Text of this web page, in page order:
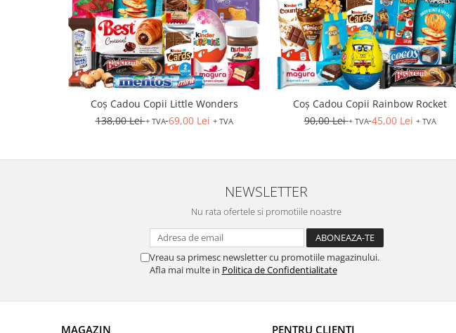
Coș Cadou Copii Little Wonders
138,00 Lei+ TVA 69,00 Lei + TVA
Coș Cadou Copii Rainbow Rocket
90,00 Lei+ TVA 45,00 Lei + TVA
NEWSLETTER
Nu rata ofertele si promotiile noastre
Vreau sa primesc newsletter cu promotiile magazinului.
Afla mai multe in Politica de Confidentialitate
MAGAZIN PENTRU CLIENTI